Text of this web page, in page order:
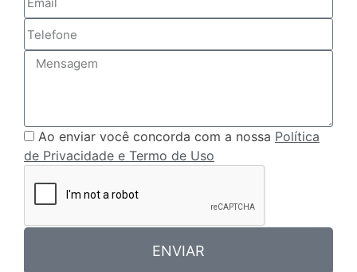
Ao enviar você concorda com a nossa Política
de Privacidade e Termo de Uso
ENVIAR